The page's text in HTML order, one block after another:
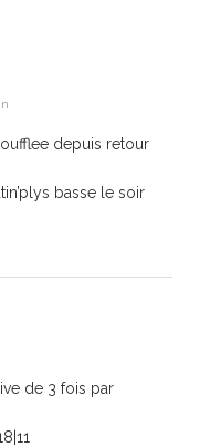
depuis retour
basse le soir
de 3 fois par